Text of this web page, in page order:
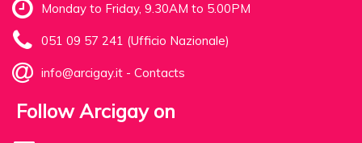
Monday to Friday, 9.30AM to 5.00PM
051 09 57 241 (Ufficio Nazionale)
info@arcigay.it - Contacts
Follow Arcigay on